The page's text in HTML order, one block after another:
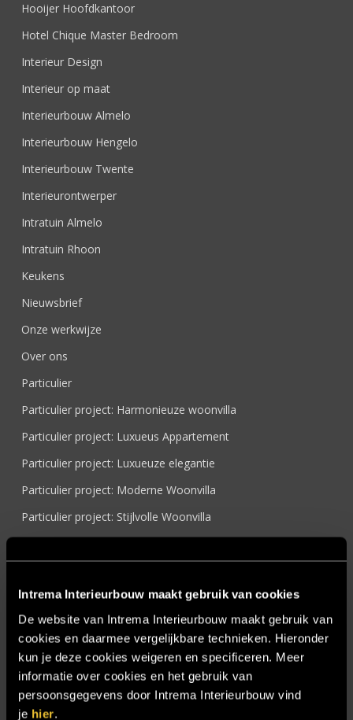
Intrema Interieurbouw maakt gebruik van cookies
De website van Intrema Interieurbouw maakt gebruik van
cookies en daarmee vergelijkbare technieken. Hieronder
kun je deze cookies weigeren en specificeren. Meer
informatie over cookies en het gebruik van
persoonsgegevens door Intrema Interieurbouw vind
je hier.
Hooijer Hoofdkantoor
Hotel Chique Master Bedroom
Interieur Design
Interieur op maat
Interieurbouw Almelo
Interieurbouw Hengelo
Interieurbouw Twente
Interieurontwerper
Intratuin Almelo
Intratuin Rhoon
Keukens
Nieuwsbrief
Onze werkwijze
Over ons
Particulier
Particulier project: Harmonieuze woonvilla
Particulier project: Luxueus Appartement
Particulier project: Luxueuze elegantie
Particulier project: Moderne Woonvilla
Particulier project: Stijlvolle Woonvilla
Referenties
Samenwerken
Sensire
Showroom
SIDN